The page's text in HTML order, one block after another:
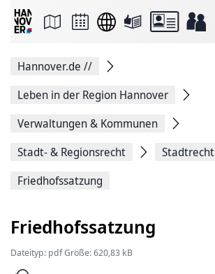
Seite
Facebook
teilen
Seitenlink
Seite
Hannover.de //
Leben in der Region Hannover
Verwaltungen & Kommunen
Stadt- & Regionsrecht
Stadtrecht
Friedhofssatzung
Friedhofssatzung
Dateityp: pdf Größe: 620,83 kB